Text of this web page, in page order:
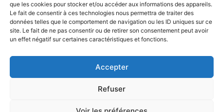
que les cookies pour stocker et/ou accéder aux informations des appareils.
Le fait de consentir à ces technologies nous permettra de traiter des
données telles que le comportement de navigation ou les ID uniques sur ce
site. Le fait de ne pas consentir ou de retirer son consentement peut avoir
un effet négatif sur certaines caractéristiques et fonctions.
Accepter
Refuser